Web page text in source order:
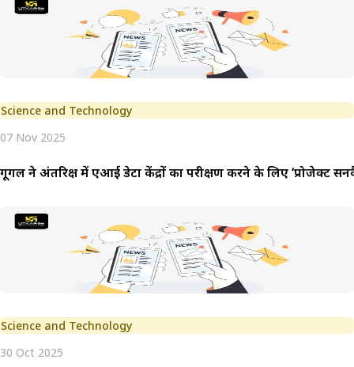
Science and Technology
07 Nov 2025
गूगल ने अंतरिक्ष में एआई डेटा केंद्रों का परीक्षण करने के लिए ‘प्रोजेक्ट
Science and Technology
30 Oct 2025